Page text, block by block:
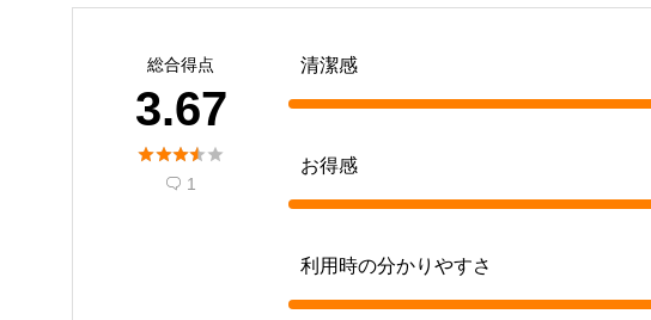
総合得点
3.67

 1
清潔感
お得感
利用時の分かりやすさ